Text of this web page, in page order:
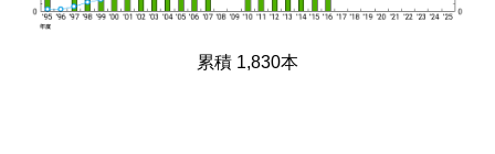
累積 1,830本